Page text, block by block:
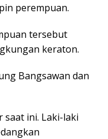
perempuan.
tersebut
keraton.
Bangsawan dan
ini. Laki-laki